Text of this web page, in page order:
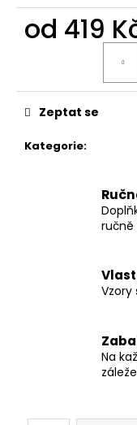
od 419
Kategorie:
Zeptat se
ručně
Vzory
Na
OBOJEK